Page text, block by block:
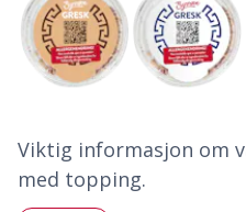
Viktig informasjon om
med topping.